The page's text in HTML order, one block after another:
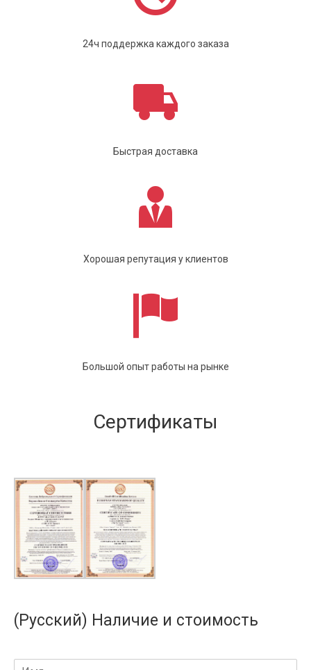
24ч поддержка каждого заказа
Быстрая доставка
Хорошая репутация у клиентов
Большой опыт работы на рынке
Сертификаты
(Русский) Наличие и стоимость